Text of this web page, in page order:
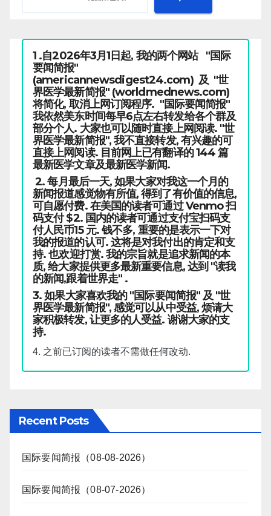
1 .自2026年3月1日起, 我的两个网站 "国际
要闻简报"
(americannewsdigest24.com) 及 "世
界医学最新简报" (worldmednews.com)
将简化, 取消上网订阅程序. "国际要闻简报"
我依然美东时间每早6点左右转发给各个群及
部分个人. 大家也可以随时直接上网阅读. "世
界医学最新简报", 我不直接转发, 有兴趣的可
直接上网阅读. 目前网上已有翻译的 144 篇
最新医学文章及最新医学新闻.
2. 每月最后一天, 如果大家对我这一个月的
新闻报道感觉物有所值, 得到了有价值的信息,
可自愿付费. 在美国的读者可通过 Venmo 扫
码支付 $2. 国内的读者可通过支付宝扫码支
付人民币15 元. 钱不多, 重要的是表示一下对
我的报道的认可. 这将是对我付出的肯定和支
持. 也欢迎打赏. 我的宗旨就是追求新闻的本
质, 给大家提供更多最新重要信息, 达到 "读我
的新闻,跟着世界走" .
3. 如果大家喜欢我的 "国际要闻简报" 及 "世
界医学最新简报", 感觉可以从中受益, 烦请大
家积极转发, 让更多的人受益. 谢谢大家的支
持.
4. 之前已订阅的读者不需做任何改动.
Recent Posts
国际要闻简报（08-08-2026）
国际要闻简报（08-07-2026）